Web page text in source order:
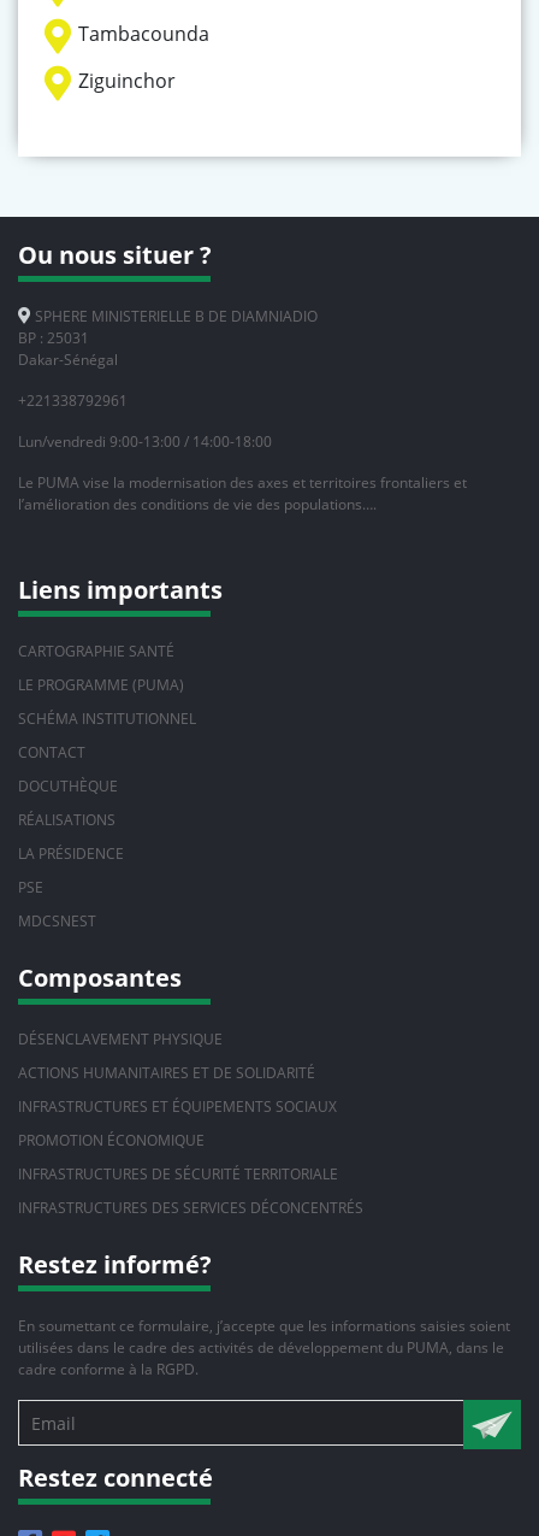
Tambacounda
Ziguinchor
Ou nous situer ?
SPHERE MINISTERIELLE B DE DIAMNIADIO
BP : 25031
Dakar-Sénégal
+221338792961
Lun/vendredi 9:00-13:00 / 14:00-18:00
Le PUMA vise la modernisation des axes et territoires frontaliers et
l’amélioration des conditions de vie des populations….
Liens importants
CARTOGRAPHIE SANTÉ
LE PROGRAMME (PUMA)
SCHÉMA INSTITUTIONNEL
CONTACT
DOCUTHÈQUE
RÉALISATIONS
LA PRÉSIDENCE
PSE
MDCSNEST
Composantes
DÉSENCLAVEMENT PHYSIQUE
ACTIONS HUMANITAIRES ET DE SOLIDARITÉ
INFRASTRUCTURES ET ÉQUIPEMENTS SOCIAUX
PROMOTION ÉCONOMIQUE
INFRASTRUCTURES DE SÉCURITÉ TERRITORIALE
INFRASTRUCTURES DES SERVICES DÉCONCENTRÉS
Restez informé?
En soumettant ce formulaire, j’accepte que les informations saisies soient
utilisées dans le cadre des activités de développement du PUMA, dans le
cadre conforme à la RGPD.
Restez connecté